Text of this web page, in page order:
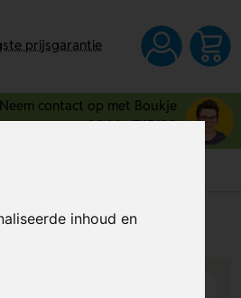
inhoud en
prijsgarantie
Neem contact op met Boukje
0344 - 745109
(excl. BTW)